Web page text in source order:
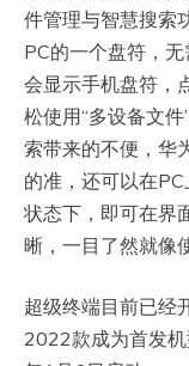
件管理与智慧搜索
PC的一个盘符，
会显示手机盘符，
松使用“多设备文
索带来的不便，华
的准，还可以在
状态下，即可在界
晰，一目了然就像
超级终端目前已经
2022款成为首发